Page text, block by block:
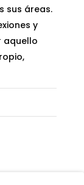
sus áreas.
y
aquello